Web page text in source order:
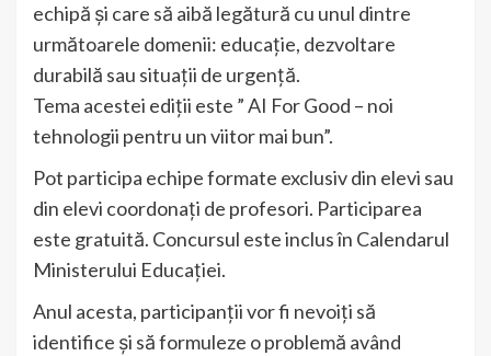
echipă și care să aibă legătură cu unul dintre
următoarele domenii: educație, dezvoltare
durabilă sau situații de urgență.
Tema acestei ediții este ” AI For Good – noi
tehnologii pentru un viitor mai bun”.
Pot participa echipe formate exclusiv din elevi sau
din elevi coordonați de profesori. Participarea
este gratuită. Concursul este inclus în Calendarul
Ministerului Educației.
Anul acesta, participanții vor fi nevoiți să
identifice și să formuleze o problemă având